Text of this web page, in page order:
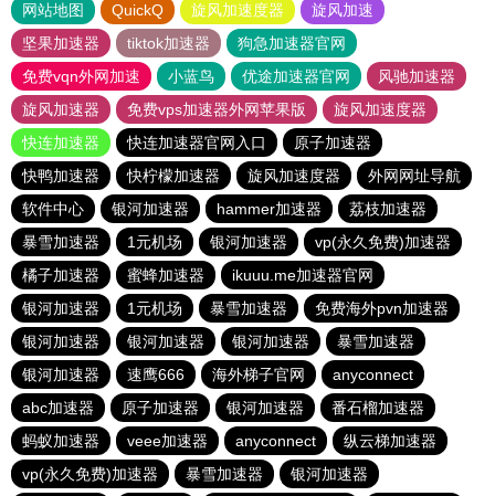
网站地图 QuickQ 旋风加速度器
旋风加速
坚果加速器
tiktok加速器
狗急加速器官网
免费vqn外网加速
小蓝鸟 优途加速器官网
风驰加速器
旋风加速器
免费vps加速器外网苹果版
旋风加速度器
快连加速器
快连加速器官网入口
原子加速器
快鸭加速器
快柠檬加速器 旋风加速度器
外网网址导航
软件中心
银河加速器 hammer加速器
荔枝加速器
暴雪加速器
1元机场 银河加速器
vp(永久免费)加速器
橘子加速器
蜜蜂加速器
ikuuu.me加速器官网
银河加速器
1元机场 暴雪加速器
免费海外pvn加速器
银河加速器
银河加速器 银河加速器
暴雪加速器
银河加速器
速鹰666 海外梯子官网
anyconnect
abc加速器
原子加速器 银河加速器
番石榴加速器
蚂蚁加速器
veee加速器 anyconnect
纵云梯加速器
vp(永久免费)加速器
暴雪加速器 银河加速器